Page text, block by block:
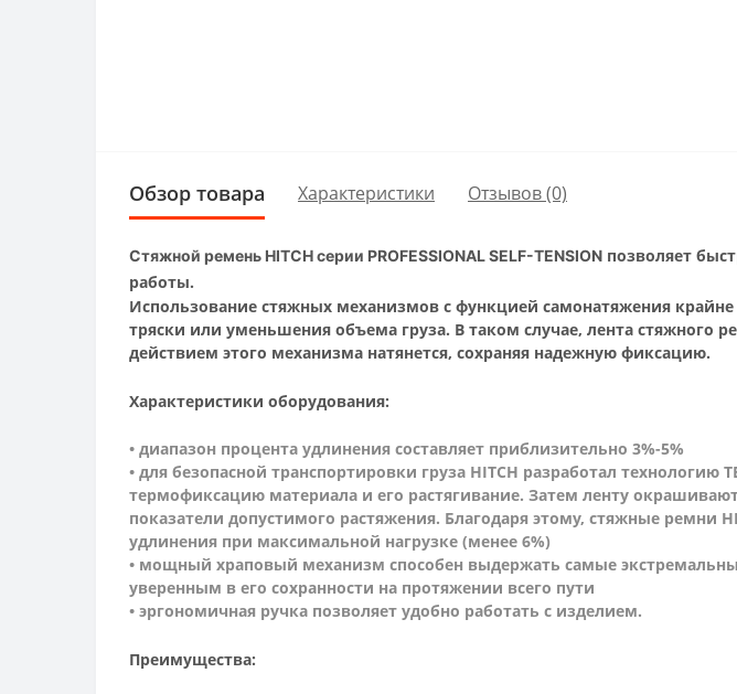
Обзор товара Характеристики Отзывов (0)
Стяжной ремень HITCH серии PROFESSIONAL SELF-TENSION позволяет
работы.
Использование стяжных механизмов с функцией самонатяжения
тряски или уменьшения объема груза. В таком случае, лента стяжного
действием этого механизма натянется, сохраняя надежную фиксацию.
Характеристики оборудования:
• диапазон процента удлинения составляет приблизительно 3%-5%
• для безопасной транспортировки груза HITCH разработал технологию
термофиксацию материала и его растягивание. Затем ленту
показатели допустимого растяжения. Благодаря этому, стяжные ремни
удлинения при максимальной нагрузке (менее 6%)
• мощный храповый механизм способен выдержать самые
уверенным в его сохранности на протяжении всего пути
• эргономичная ручка позволяет удобно работать с изделием.
Преимущества: